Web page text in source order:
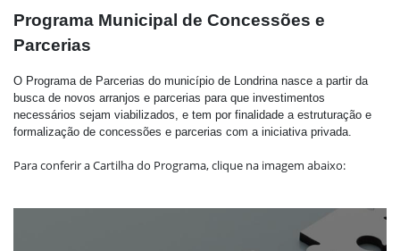
Programa Municipal de Concessões e
Parcerias
O Programa de Parcerias do município de Londrina nasce a partir da
busca de novos arranjos e parcerias para que investimentos
necessários sejam viabilizados, e tem por finalidade a estruturação e
formalização de concessões e parcerias com a iniciativa privada.
Para conferir a Cartilha do Programa, clique na imagem abaixo: